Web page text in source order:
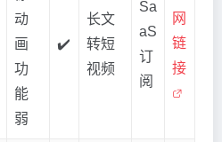
动
画
功
能
弱
✔️
长文
转短
视频
Sa
aS
订
阅
网
链
接